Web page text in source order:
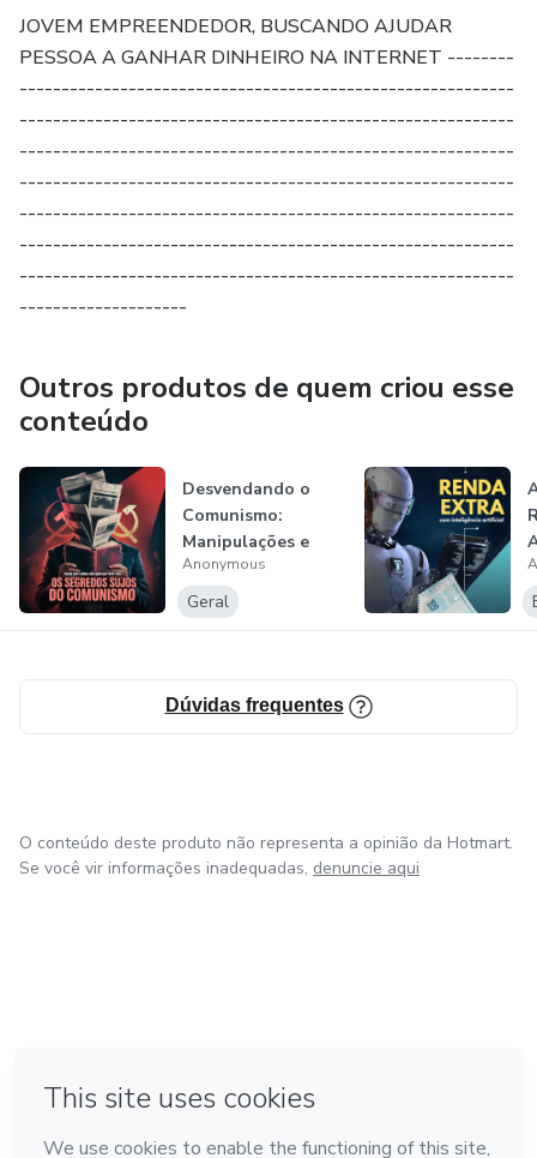
JOVEM EMPREENDEDOR, BUSCANDO AJUDAR
PESSOA A GANHAR DINHEIRO NA INTERNET --------
-----------------------------------------------------------
-----------------------------------------------------------
-----------------------------------------------------------
-----------------------------------------------------------
-----------------------------------------------------------
-----------------------------------------------------------
-----------------------------------------------------------
--------------------
Outros produtos de quem criou esse
conteúdo
Desvendando o
Comunismo:
Manipulações e
Enganos
Anonymous
Geral
Dúvidas frequentes
O conteúdo deste produto não representa a opinião da Hotmart.
Se você vir informações inadequadas, denuncie aqui
Feito com ❤ em Bogotá